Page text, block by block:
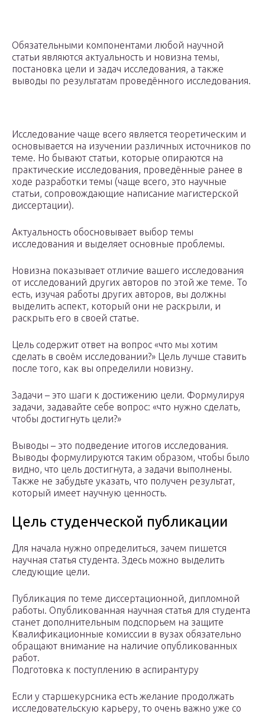
Обязательными компонентами любой научной
статьи являются актуальность и новизна темы,
постановка цели и задач исследования, а также
выводы по результатам проведённого исследования.
Исследование чаще всего является теоретическим и
основывается на изучении различных источников по
теме. Но бывают статьи, которые опираются на
практические исследования, проведённые ранее в
ходе разработки темы (чаще всего, это научные
статьи, сопровождающие написание магистерской
диссертации).
Актуальность обосновывает выбор темы
исследования и выделяет основные проблемы.
Новизна показывает отличие вашего исследования
от исследований других авторов по этой же теме. То
есть, изучая работы других авторов, вы должны
выделить аспект, который они не раскрыли, и
раскрыть его в своей статье.
Цель содержит ответ на вопрос «что мы хотим
сделать в своём исследовании?» Цель лучше ставить
после того, как вы определили новизну.
Задачи – это шаги к достижению цели. Формулируя
задачи, задавайте себе вопрос: «что нужно сделать,
чтобы достигнуть цели?»
Выводы – это подведение итогов исследования.
Выводы формулируются таким образом, чтобы было
видно, что цель достигнута, а задачи выполнены.
Также не забудьте указать, что получен результат,
который имеет научную ценность.
Цель студенческой публикации
Для начала нужно определиться, зачем пишется
научная статья студента. Здесь можно выделить
следующие цели.
Публикация по теме диссертационной, дипломной
работы. Опубликованная научная статья для студента
станет дополнительным подспорьем на защите
Квалификационные комиссии в вузах обязательно
обращают внимание на наличие опубликованных
работ.
Подготовка к поступлению в аспирантуру
Если у старшекурсника есть желание продолжать
исследовательскую карьеру, то очень важно уже со